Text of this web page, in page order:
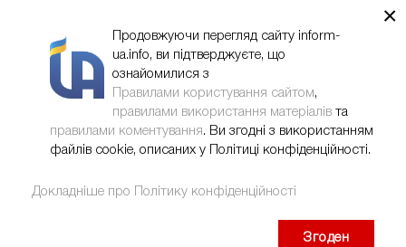
×
Продовжуючи перегляд сайту inform-
ua.info, ви підтверджуєте, що
ознайомилися з
Правилами користування сайтом,
правилами використання матеріалів та
правилами коментування. Ви згодні з використанням
файлів cookie, описаних у Політиці конфіденційності.
Докладніше про Політику конфіденційності
Згоден